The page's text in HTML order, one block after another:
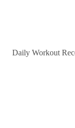
Daily Workout